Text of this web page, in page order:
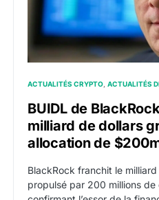
ACTUALITÉS CRYPTO ACTUALITÉS
BUIDL de
milliard de dollars
allocation de
BlackRock franchit le
propulsé par 200 millions de